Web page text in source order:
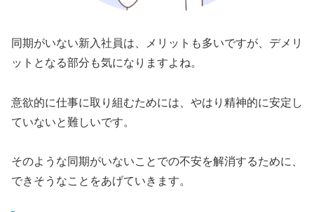
同期がいない新入社員は、メリットも多いですが、デメリ
ットとなる部分も気になりますよね。
意欲的に仕事に取り組むためには、やはり精神的に安定し
ていないと難しいです。
そのような同期がいないことでの不安を解消するために、
できそうなことをあげていきます。